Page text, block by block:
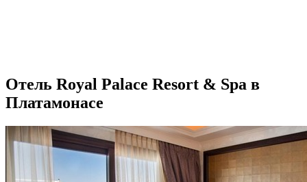
Отель Royal Palace Resort & Spa в
Платамонасе